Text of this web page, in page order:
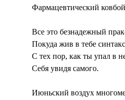
Фармацевтический
Все это безнадежный
Покуда жив в тебе
С тех пор, как ты упал в
Себя увидя самого.
Июньский воздух